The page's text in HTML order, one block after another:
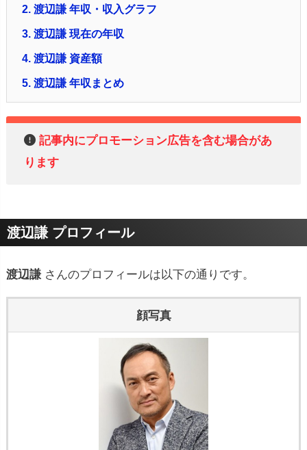
2. 渡辺謙 年収・収入グラフ
3. 渡辺謙 現在の年収
4. 渡辺謙 資産額
5. 渡辺謙 年収まとめ
記事内にプロモーション広告を含む場合があ
ります
渡辺謙 プロフィール
渡辺謙 さんのプロフィールは以下の通りです。
顔写真